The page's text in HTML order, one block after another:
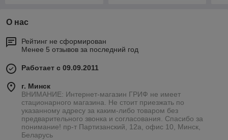
О нас
Рейтинг не сформирован
Менее 5 отзывов за последний год
Работает с 09.09.2011
г. Минск
ВНИМАНИЕ: Интернет-магазин ГРИФ не имеет
стационарного магазина. Не стоит приезжать по
указанному адресу за каким-либо товаром без
предварительного звонка и согласования. Спасибо за
понимание! пр-т Партизанский, 12а, офис 10, Минск,
Беларусь